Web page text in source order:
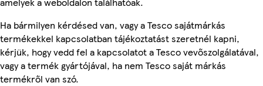
Ha bármilyen kérdésed van, vagy a Tesco sajátmárkás
termékekkel kapcsolatban tájékoztatást szeretnél kapni,
kérjük, hogy vedd fel a kapcsolatot a Tesco vevőszolgálatával,
vagy a termék gyártójával, ha nem Tesco saját márkás
termékről van szó.